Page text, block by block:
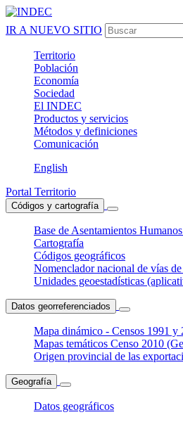
IR A NUEVO SITIO
Territorio
Población
Economía
Sociedad
El INDEC
Productos y servicios
Métodos y definiciones
Comunicación
English
Portal Territorio
Códigos y cartografía
Base de Asentamientos
Cartografía
Códigos geográficos
Nomenclador nacional de vías
Unidades geoestadísticas
Datos georreferenciados
Mapa dinámico - Censos 1991 y
Mapas temáticos Censo 2010
Origen provincial de las
Geografía
Datos geográficos